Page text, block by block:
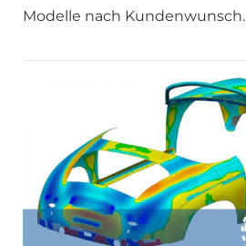
Modelle nach Kundenwunsch.